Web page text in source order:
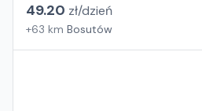
49.20 zł/dzień
+63 km Bosutów